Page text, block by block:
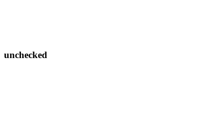
unchecked